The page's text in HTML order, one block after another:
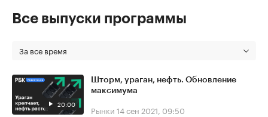
Все выпуски программы
За все время
20:00
Шторм, ураган, нефть. Обновление
максимума
Рынки 14 сен 2021, 09:50